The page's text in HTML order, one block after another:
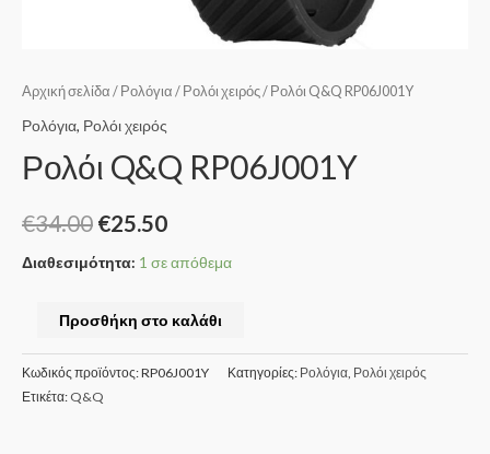
Αρχική σελίδα / Ρολόγια / Ρολόι χειρός/ Ρολόι Q&Q RP06J001Y
Ρολόγια, Ρολόι χειρός
Ρολόι Q&Q RP06J001Y
€34.00 €25.50
Διαθεσιμότητα: 1 σε απόθεμα
Προσθήκη στο καλάθι
Κωδικός προϊόντος:RP06J001Y Κατηγορίες: Ρολόγια, Ρολόι χειρός
Ετικέτα: Q&Q